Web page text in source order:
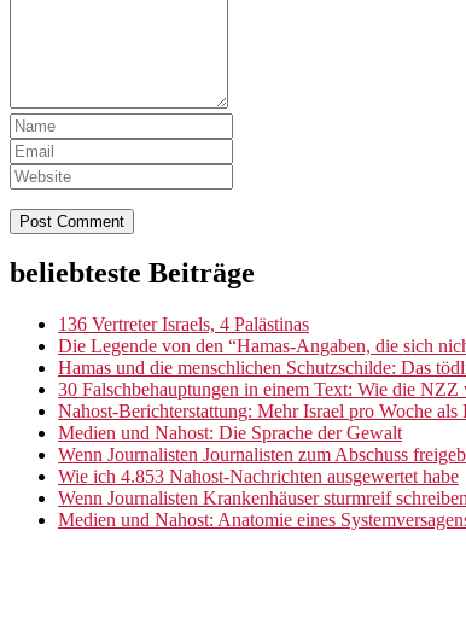
Site
Footer
Sliding
beliebteste Beiträge
136 Vertreter Israels, 4 Palästinas
Die Legende von den “Hamas-Angaben, die sich
Hamas und die menschlichen Schutzschilde: Das
30 Falschbehauptungen in einem Text: Wie die
Nahost-Berichterstattung: Mehr Israel pro Woche als
Medien und Nahost: Die Sprache der Gewalt
Wenn Journalisten Journalisten zum Abschuss
Wie ich 4.853 Nahost-Nachrichten ausgewertet habe
Wenn Journalisten Krankenhäuser sturmreif schreiben
Medien und Nahost: Anatomie eines